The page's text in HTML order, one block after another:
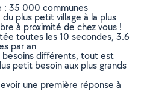
: 35 000 communes
plus petit village à la plus
à proximité de chez vous !
toutes les 10 secondes, 3.6
par an
différents, tout est
petit besoin aux plus grands
une première réponse à